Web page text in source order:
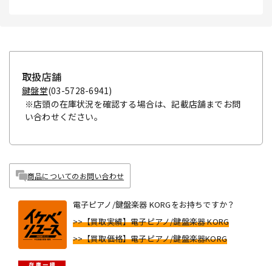
取扱店舗
鍵盤堂(03-5728-6941)
※店頭の在庫状況を確認する場合は、記載店舗までお問
い合わせください。
商品についてのお問い合わせ
電子ピアノ/鍵盤楽器 KORGをお持ちですか？
>>【買取実績】電子ピアノ/鍵盤楽器 KORG
>>【買取価格】電子ピアノ/鍵盤楽器KORG